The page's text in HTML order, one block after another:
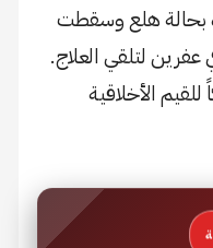
بحالة هلع وسقطت
عفرين لتلقي العلاج.
الأخلاقية